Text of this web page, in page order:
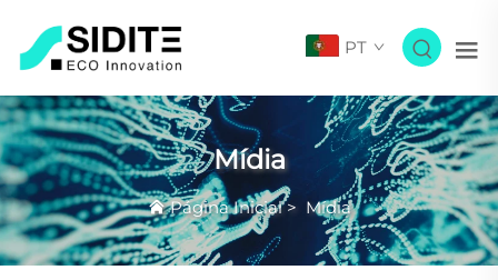
PT
Mídia
Página Inicial> Mídia